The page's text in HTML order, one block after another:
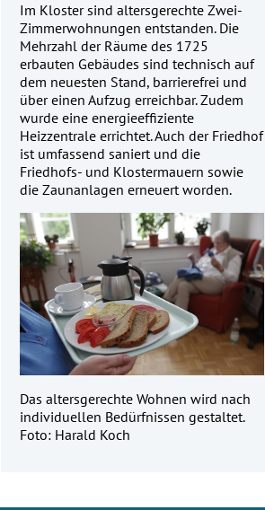
Im Kloster sind altersgerechte Zwei-
Zimmerwohnungen entstanden. Die
Mehrzahl der Räume des 1725
erbauten Gebäudes sind technisch auf
dem neuesten Stand, barrierefrei und
über einen Aufzug erreichbar. Zudem
wurde eine energieeffiziente
Heizzentrale errichtet. Auch der Friedhof
ist umfassend saniert und die
Friedhofs- und Klostermauern sowie
die Zaunanlagen erneuert worden.
Das altersgerechte Wohnen wird nach
individuellen Bedürfnissen gestaltet.
Foto: Harald Koch